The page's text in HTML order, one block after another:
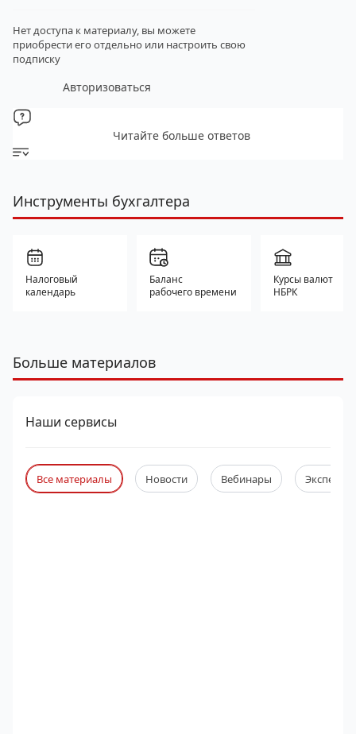
Нет доступа к материалу, вы можете
приобрести его отдельно или настроить свою
подписку
Авторизоваться
Читайте больше ответов
Инструменты бухгалтера
Налоговый
календарь
Баланс
рабочего времени
Курсы валют
НБРК
Больше материалов
Наши сервисы
Все материалы Новости Вебинары